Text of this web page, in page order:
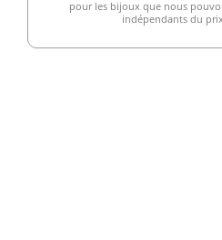
pour les bijoux que nous
indépendants du